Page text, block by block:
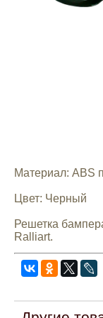
Материал: ABS
Цвет: Черный
Решетка
Ralliart.
Lada
Lexus
Mazda
Mercedes-Benz
Эмали
Магнитные